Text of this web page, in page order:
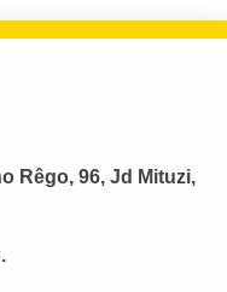
Rêgo, 96, Jd Mituzi,